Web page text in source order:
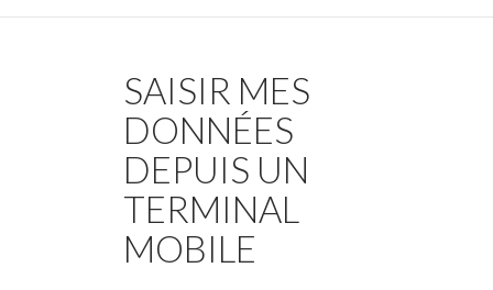
SAISIR MES
DONNÉES
DEPUIS UN
TERMINAL
MOBILE